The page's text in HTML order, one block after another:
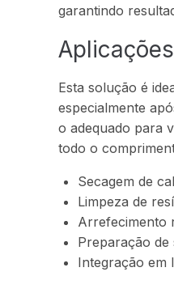
garantindo
Esta solução é
especialmente
o adequado para
todo o
Secagem de
Limpeza de
Arrefecimento
Preparação de
Integração em